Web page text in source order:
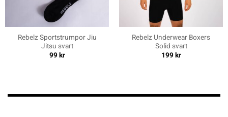
Rebelz Sportstrumpor Jiu
Jitsu svart
99kr
Rebelz Underwear Boxers
Solid svart
199kr